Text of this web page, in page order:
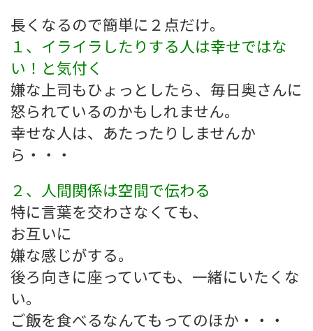
長くなるので簡単に２点だけ。
１、イライラしたりする人は幸せではな
い！と気付く
嫌な上司もひょっとしたら、毎日奥さんに
怒られているのかもしれません。
幸せな人は、あたったりしませんか
ら・・・
２、人間関係は空間で伝わる
特に言葉を交わさなくても、
お互いに
嫌な感じがする。
後ろ向きに座っていても、一緒にいたくな
い。
ご飯を食べるなんてもってのほか・・・